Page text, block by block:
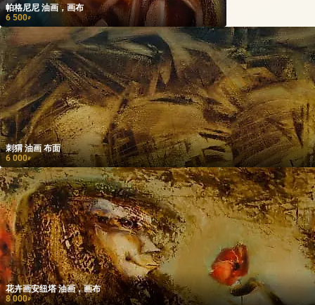
帕格尼尼 油画，画布
6 500₽
刺猬 油画 布面
6 000₽
花卉画安纽塔 油画，画布
8 000₽